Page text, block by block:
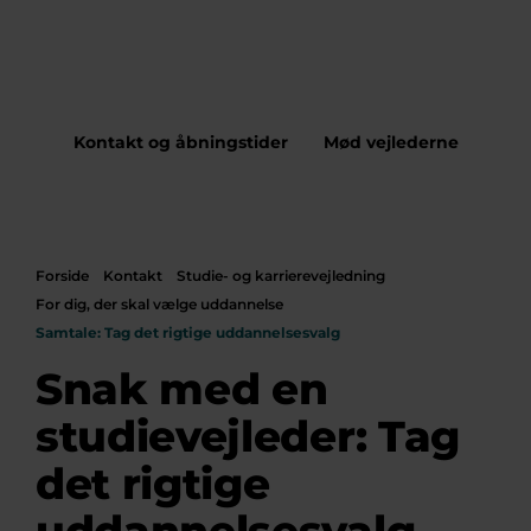
Kontakt og åbningstider Mød vejlederne
Forside Kontakt
Studie- og karrierevejledning
For dig, der skal vælge uddannelse
Samtale: Tag det rigtige uddannelsesvalg
Snak med en
studievejleder: Tag
det rigtige